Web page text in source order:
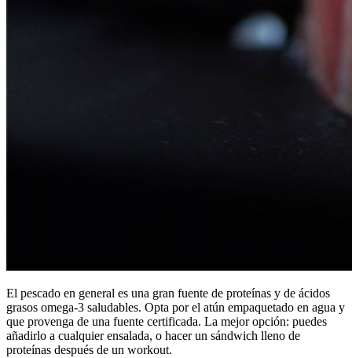
El pescado en general es una gran fuente de proteínas y de ácidos
grasos omega-3 saludables. Opta por el atún empaquetado en agua y
que provenga de una fuente certificada. La mejor opción: puedes
añadirlo a cualquier ensalada, o hacer un sándwich lleno de
proteínas después de un workout.